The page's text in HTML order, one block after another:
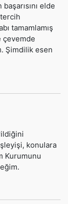
elde
tamamlamış
çevemde
Şimdilik esen
konulara
Kurumunu